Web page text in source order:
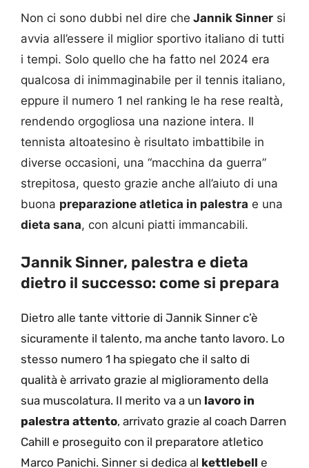
Non ci sono dubbi nel dire che Jannik Sinner si
avvia all’essere il miglior sportivo italiano di tutti
i tempi. Solo quello che ha fatto nel 2024 era
qualcosa di inimmaginabile per il tennis italiano,
eppure il numero 1 nel ranking le ha rese realtà,
rendendo orgogliosa una nazione intera. Il
tennista altoatesino è risultato imbattibile in
diverse occasioni, una “macchina da guerra”
strepitosa, questo grazie anche all’aiuto di una
buona preparazione atletica in palestra e una
dieta sana, con alcuni piatti immancabili.
Jannik Sinner, palestra e dieta
dietro il successo: come si prepara
Dietro alle tante vittorie di Jannik Sinner c’è
sicuramente il talento, ma anche tanto lavoro. Lo
stesso numero 1 ha spiegato che il salto di
qualità è arrivato grazie al miglioramento della
sua muscolatura. Il merito va a un lavoro in
palestra attento, arrivato grazie al coach Darren
Cahill e proseguito con il preparatore atletico
Marco Panichi. Sinner si dedica al kettlebell e